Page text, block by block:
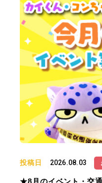
投稿日 2026.08.03